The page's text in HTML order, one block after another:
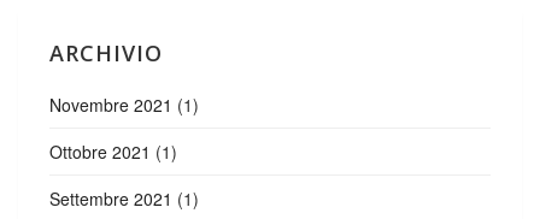
ARCHIVIO
Novembre 2021 (1)
Ottobre 2021 (1)
Settembre 2021 (1)